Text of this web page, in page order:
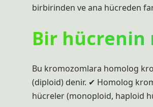
birbirinden ve ana hücreden
Bir hücrenin
Bu kromozomlara homolog
(diploid) denir. ✔ Homolog
hücreler (monoploid, haploid